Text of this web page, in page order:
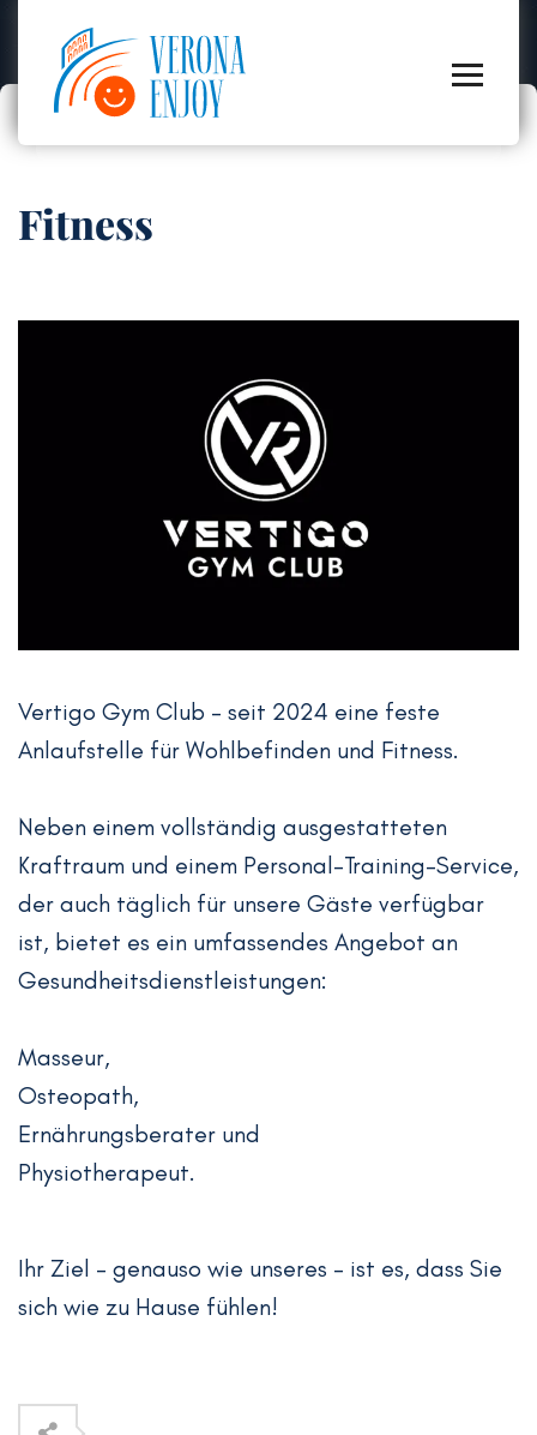
Fitness
Vertigo Gym Club – seit 2024 eine feste
Anlaufstelle für Wohlbefinden und Fitness.
Neben einem vollständig ausgestatteten
Kraftraum und einem Personal-Training-Service,
der auch täglich für unsere Gäste verfügbar
ist, bietet es ein umfassendes Angebot an
Gesundheitsdienstleistungen:
Masseur,
Osteopath,
Ernährungsberater und
Physiotherapeut.
Ihr Ziel – genauso wie unseres – ist es, dass Sie
sich wie zu Hause fühlen!